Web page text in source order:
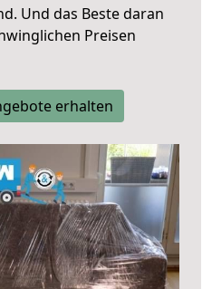
Und das Beste daran
Preisen
erhalten